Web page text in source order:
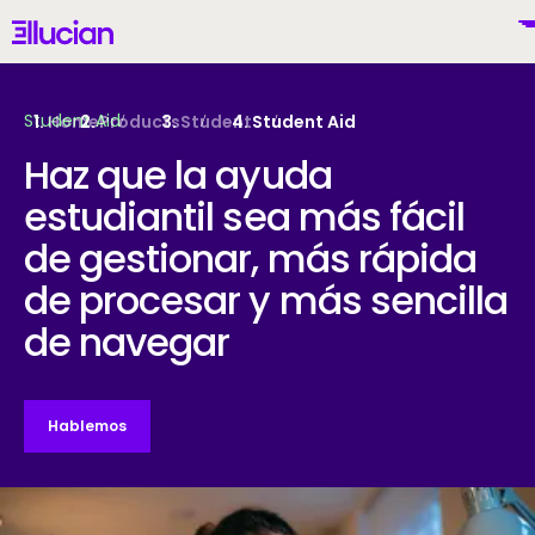
Main menu Ellucian
Mexico (Spanish)
Por Qué Ellucian
Productos
IA
HomeProductsStudentStudent Aid
Student Aid
Haz que la ayuda
estudiantil sea más fácil
de gestionar, más rápida
de procesar y más sencilla
de navegar
Hablemos